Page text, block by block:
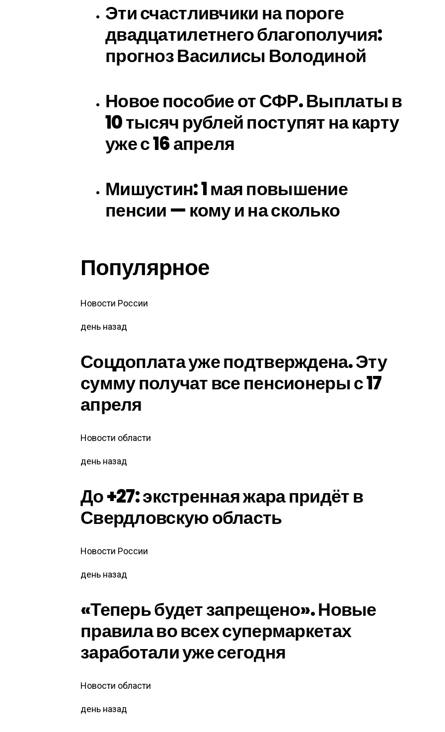
Эти счастливчики на пороге
двадцатилетнего благополучия:
прогноз Василисы Володиной
Новое пособие от СФР. Выплаты в
10 тысяч рублей поступят на карту
уже с 16 апреля
Мишустин: 1 мая повышение
пенсии — кому и на сколько
Популярное
Новости России
день назад
Соцдоплата уже подтверждена. Эту
сумму получат все пенсионеры с 17
апреля
Новости области
день назад
До +27: экстренная жара придёт в
Свердловскую область
Новости России
день назад
«Теперь будет запрещено». Новые
правила во всех супермаркетах
заработали уже сегодня
Новости области
день назад